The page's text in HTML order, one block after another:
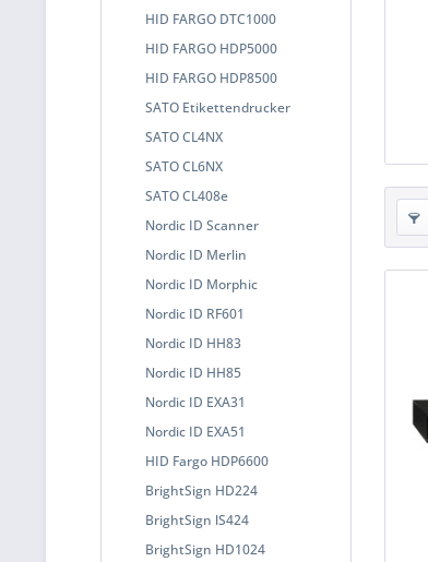
HID FARGO DTC1000
HID FARGO HDP5000
HID FARGO HDP8500
SATO Etikettendrucker
SATO CL4NX
SATO CL6NX
SATO CL408e
Nordic ID Scanner
Nordic ID Merlin
Nordic ID Morphic
Nordic ID RF601
Nordic ID HH83
Nordic ID HH85
Nordic ID EXA31
Nordic ID EXA51
HID Fargo HDP6600
BrightSign HD224
BrightSign lS424
BrightSign HD1024